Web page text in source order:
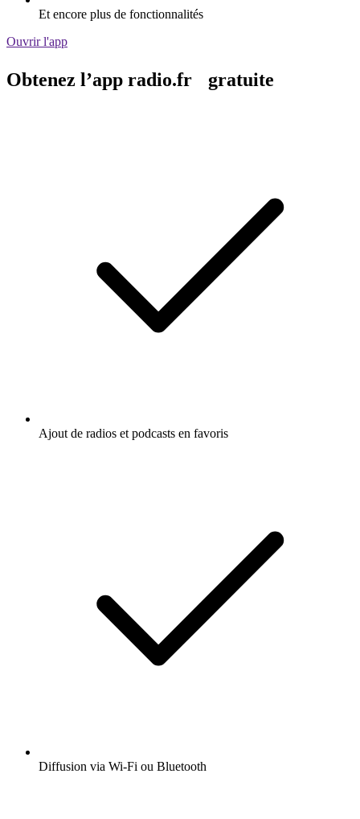
Et encore plus de fonctionnalités
Ouvrir l'app
Obtenez l’app radio.fr gratuite
Ajout de radios et podcasts en favoris
Diffusion via Wi-Fi ou Bluetooth